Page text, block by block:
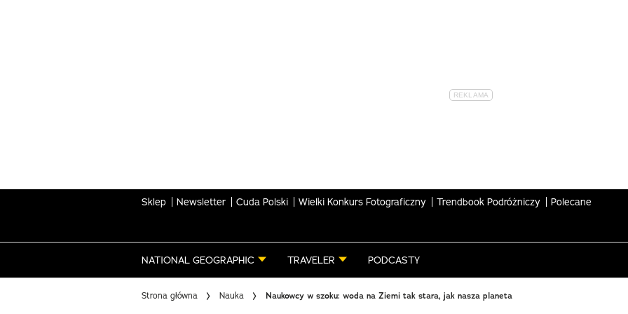
Sklep Newsletter Cuda Polski Wielki Konkurs Fotograficzny Trendbook Podróżniczy Polecane
NATIONAL GEOGRAPHIC TRAVELER PODCASTY
Strona główna Nauka Naukowcy w szoku: woda na Ziemi tak stara, jak nasza planeta